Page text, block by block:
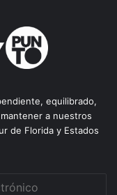
equilibrado,
a nuestros
de Florida y Estados